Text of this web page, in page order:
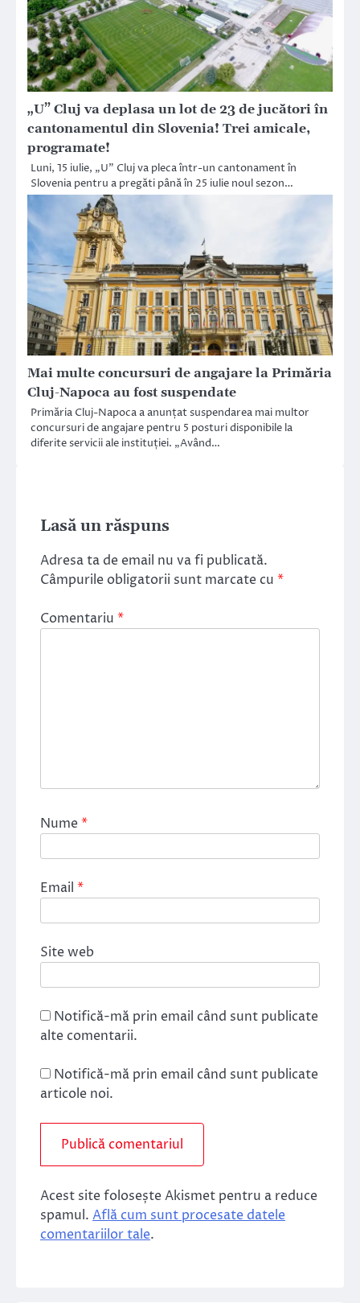
„U” Cluj va deplasa un lot de 23 de jucători în
cantonamentul din Slovenia! Trei amicale,
programate!
Luni, 15 iulie, „U” Cluj va pleca într-un cantonament în
Slovenia pentru a pregăti până în 25 iulie noul sezon…
Mai multe concursuri de angajare la Primăria
Cluj-Napoca au fost suspendate
Primăria Cluj-Napoca a anunțat suspendarea mai multor
concursuri de angajare pentru 5 posturi disponibile la
diferite servicii ale instituției. „Având…
Lasă un răspuns
Adresa ta de email nu va fi publicată.
Câmpurile obligatorii sunt marcate cu *
Comentariu *
Nume*
Email *
Site web
Notifică-mă prin email când sunt publicate
alte comentarii.
Notifică-mă prin email când sunt publicate
articole noi.
Acest site folosește Akismet pentru a reduce
spamul. Află cum sunt procesate datele
comentariilor tale.